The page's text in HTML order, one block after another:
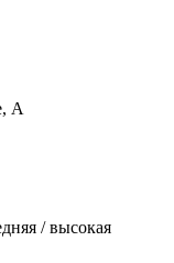
А
/ высокая